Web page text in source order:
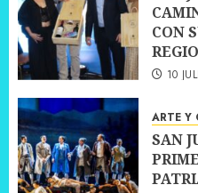
CON
10
ARTE Y
SAN